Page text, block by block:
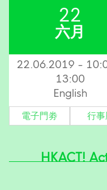
22
六月
22.06.2019 -
13:00
English
電子門劵 行事
HKACT!